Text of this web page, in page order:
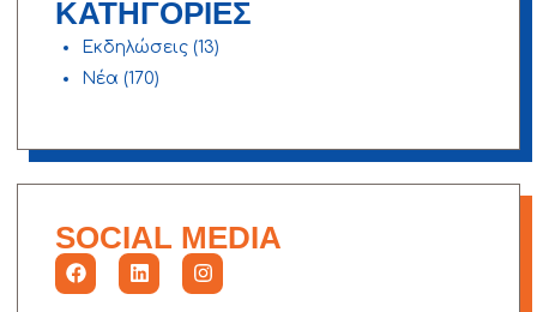
ΚΑΤΗΓΟΡΙΕΣ
Εκδηλώσεις (13)
Νέα (170)
SOCIAL MEDIA